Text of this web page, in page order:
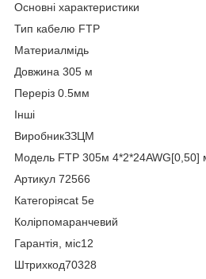
Основні характеристики
Тип кабелю FTP
Материалмідь
Довжина 305 м
Переріз 0.5мм
Інші
ВиробникЗЗЦМ
Модель FTP 305м 4*2*24AWG[0,50]
Артикул 72566
Категоріяcat 5e
Колірпомаранчевий
Гарантія, міс12
Штрихкод70328